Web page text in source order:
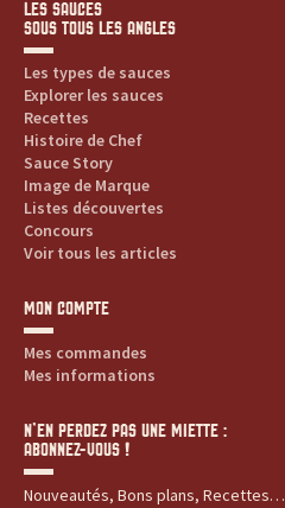
LES SAUCES
SOUS TOUS LES ANGLES
Les types de sauces
Explorer les sauces
Recettes
Histoire de Chef
Sauce Story
Image de Marque
Listes découvertes
Concours
Voir tous les articles
MON COMPTE
Mes commandes
Mes informations
N’EN PERDEZ PAS UNE MIETTE :
ABONNEZ-VOUS !
Nouveautés, Bons plans, Recettes…